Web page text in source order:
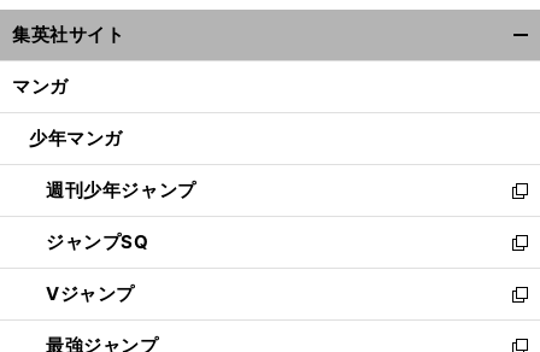
ウ
ィ
ン
ウ
開
く
集英社サイト
マンガ
少年マンガ
週刊少年ジャンプ
新
し
い
ウ
ィ
ン
ド
ジャンプSQ
新
し
い
ウ
Vジャンプ
新
し
最強ジャンプ